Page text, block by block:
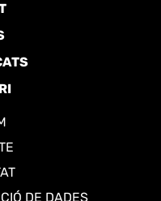
DE DADES